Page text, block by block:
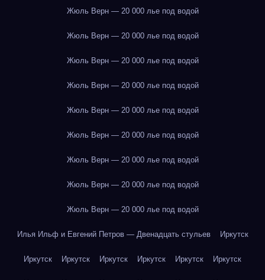
Жюль Верн — 20 000 лье под водой
Жюль Верн — 20 000 лье под водой
Жюль Верн — 20 000 лье под водой
Жюль Верн — 20 000 лье под водой
Жюль Верн — 20 000 лье под водой
Жюль Верн — 20 000 лье под водой
Жюль Верн — 20 000 лье под водой
Жюль Верн — 20 000 лье под водой
Жюль Верн — 20 000 лье под водой
Илья Ильф и Евгений Петров — Двенадцать стульев Иркутск
Иркутск Иркутск Иркутск Иркутск Иркутск Иркутск